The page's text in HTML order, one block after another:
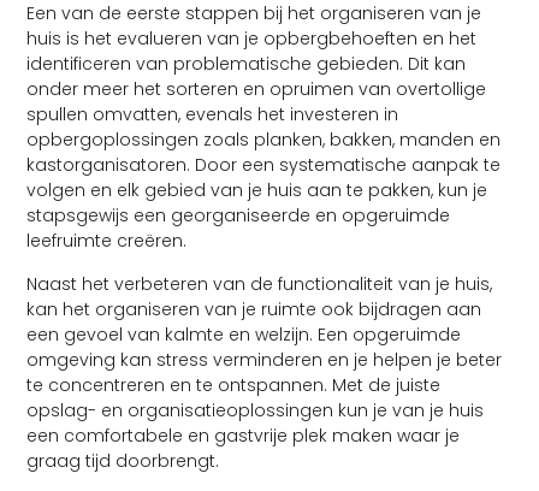
Een van de eerste stappen bij het organiseren van je
huis is het evalueren van je opbergbehoeften en het
identificeren van problematische gebieden. Dit kan
onder meer het sorteren en opruimen van overtollige
spullen omvatten, evenals het investeren in
opbergoplossingen zoals planken, bakken, manden en
kastorganisatoren. Door een systematische aanpak te
volgen en elk gebied van je huis aan te pakken, kun je
stapsgewijs een georganiseerde en opgeruimde
leefruimte creëren.
Naast het verbeteren van de functionaliteit van je huis,
kan het organiseren van je ruimte ook bijdragen aan
een gevoel van kalmte en welzijn. Een opgeruimde
omgeving kan stress verminderen en je helpen je beter
te concentreren en te ontspannen. Met de juiste
opslag- en organisatieoplossingen kun je van je huis
een comfortabele en gastvrije plek maken waar je
graag tijd doorbrengt.